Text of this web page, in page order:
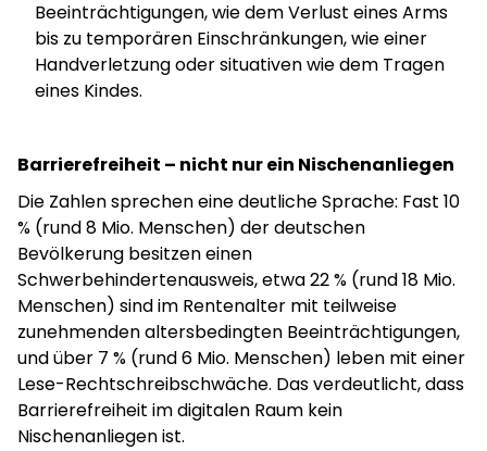
Beeinträchtigungen, wie dem Verlust eines Arms
bis zu temporären Einschränkungen, wie einer
Handverletzung oder situativen wie dem Tragen
eines Kindes.
Barrierefreiheit – nicht nur ein Nischenanliegen
Die Zahlen sprechen eine deutliche Sprache: Fast 10
% (rund 8 Mio. Menschen) der deutschen
Bevölkerung besitzen einen
Schwerbehindertenausweis, etwa 22 % (rund 18 Mio.
Menschen) sind im Rentenalter mit teilweise
zunehmenden altersbedingten Beeinträchtigungen,
und über 7 % (rund 6 Mio. Menschen) leben mit einer
Lese-Rechtschreibschwäche. Das verdeutlicht, dass
Barrierefreiheit im digitalen Raum kein
Nischenanliegen ist.